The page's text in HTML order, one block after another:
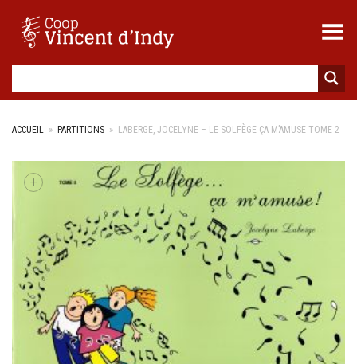
Toggle Menu
ACCUEIL » PARTITIONS » LABERGE, JOCELYNE – LE SOLFÈGE ÇA M’AMUSE TOME 2
+